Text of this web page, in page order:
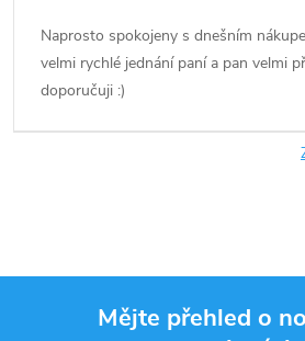
Naprosto spokojeny s dnešním
velmi rychlé jednání paní a pan velmi
doporučuji :)
Mějte přehled o